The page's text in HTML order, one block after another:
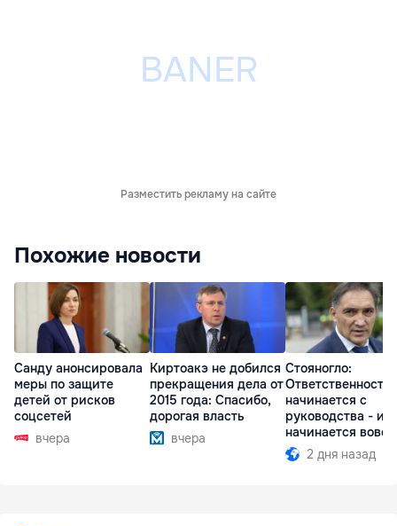
Разместить рекламу на сайте
Похожие новости
Санду анонсировала
меры по защите
детей от рисков
соцсетей
вчера
Киртоакэ не добился
прекращения дела от
2015 года: Спасибо,
дорогая власть
вчера
Стояногло:
Ответственность
начинается с
руководства -
начинается вовсе
2 дня назад